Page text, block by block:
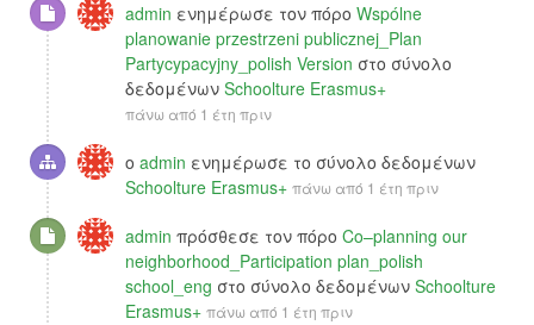
admin ενημέρωσε τον πόρο Wspólne
planowanie przestrzeni publicznej_Plan
Partycypacyjny_polish Version στο σύνολο
δεδομένων Schoolture Erasmus+
πάνω από 1 έτη πριν
ο admin ενημέρωσε το σύνολο δεδομένων
Schoolture Erasmus+ πάνω από 1 έτη πριν
admin πρόσθεσε τον πόρο Co–planning our
neighborhood_Participation plan_polish
school_eng στο σύνολο δεδομένων Schoolture
Erasmus+ πάνω από 1 έτη πριν